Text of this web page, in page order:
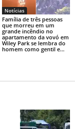
Notícias
Família de três pessoas
que morreu em um
grande incêndio no
apartamento da vovó em
Wiley Park se lembra do
homem como gentil e...